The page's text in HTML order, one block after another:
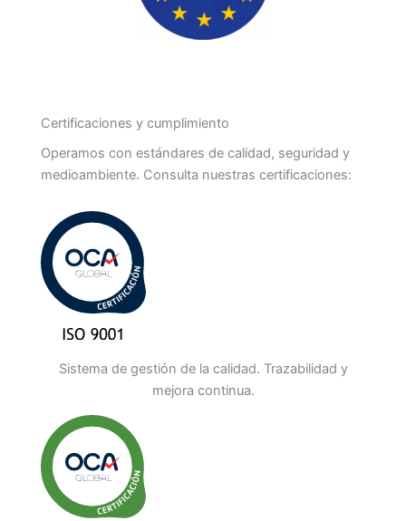
Certificaciones y cumplimiento
Operamos con estándares de calidad, seguridad y
medioambiente. Consulta nuestras certificaciones:
Sistema de gestión de la calidad. Trazabilidad y
mejora continua.